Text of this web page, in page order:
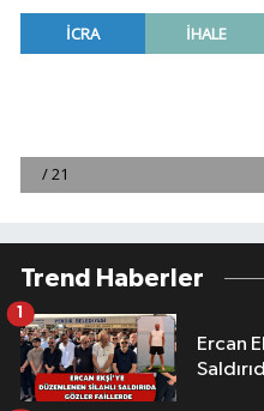
Trend Haberler
Ercan Ekşi'ye
1